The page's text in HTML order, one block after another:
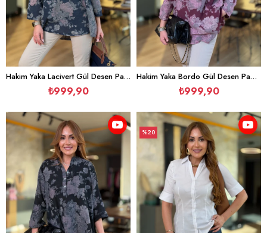
Hakim Yaka Lacivert Gül Desen Pamuk Gömlek
₺999,90
Hakim Yaka Bordo Gül Desen Pamuk Gömlek
₺999,90
%20
İndirim
%20İndirim